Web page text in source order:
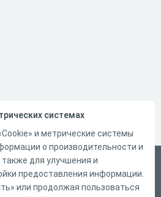
системах
и метрические системы
о производительности и
для улучшения и
предоставления информации.
или продолжая пользоваться